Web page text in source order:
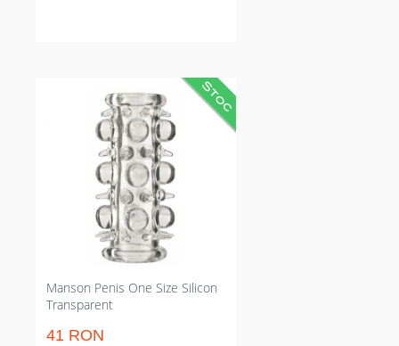
Manson Penis One Size Silicon
Transparent
41 RON
Manson membru din silicon/TPE
clar care crește stârnirea și
întărește erecția. Noduli exteriori
și două inele reduc alunecarea și
prelungească actul sexual.
Marime universală pentru
vibrator, penis sau deget,
adaptare sigură la orice situație
intimă de cuplu.